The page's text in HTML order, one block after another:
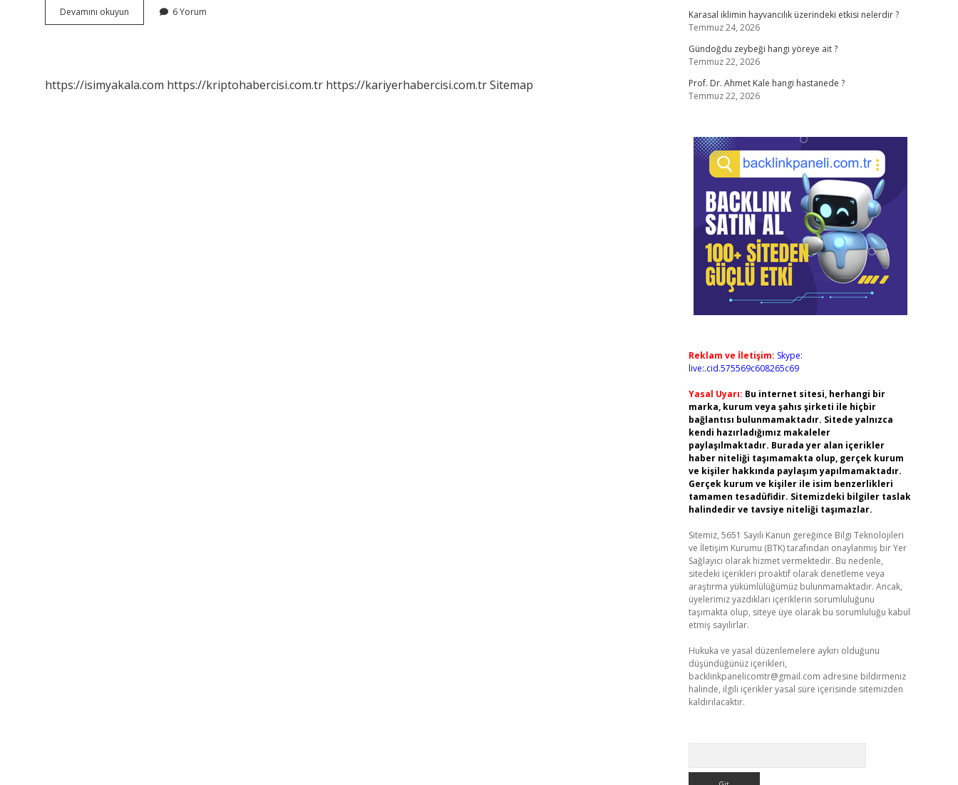
Devamını okuyun Doymayan
Bebek
6 Yorum
https://isimyakala.com https://kriptohabercisi.com.tr https://kariyerhabercisi.com.trSitemap
Karasal iklimin hayvancılık üzerindeki etkisi nelerdir ?
Temmuz 24, 2026
Gündoğdu zeybeği hangi yöreye ait ?
Temmuz 22, 2026
Prof. Dr. Ahmet Kale hangi hastanede ?
Temmuz 22, 2026
Reklam ve İletişim: Skype:
live:.cid.575569c608265c69
Yasal Uyarı: Bu internet sitesi, herhangi bir
marka, kurum veya şahıs şirketi ile hiçbir
bağlantısı bulunmamaktadır. Sitede yalnızca
kendi hazırladığımız makaleler
paylaşılmaktadır. Burada yer alan içerikler
haber niteliği taşımamakta olup, gerçek kurum
ve kişiler hakkında paylaşım yapılmamaktadır.
Gerçek kurum ve kişiler ile isim benzerlikleri
tamamen tesadüfidir. Sitemizdeki bilgiler taslak
halindedir ve tavsiye niteliği taşımazlar.
Sitemiz, 5651 Sayılı Kanun gereğince Bilgi Teknolojileri
ve İletişim Kurumu (BTK) tarafından onaylanmış bir Yer
Sağlayıcı olarak hizmet vermektedir. Bu nedenle,
sitedeki içerikleri proaktif olarak denetleme veya
araştırma yükümlülüğümüz bulunmamaktadır. Ancak,
üyelerimiz yazdıkları içeriklerin sorumluluğunu
taşımakta olup, siteye üye olarak bu sorumluluğu kabul
etmiş sayılırlar.
Hukuka ve yasal düzenlemelere aykırı olduğunu
düşündüğünüz içerikleri,
backlinkpanelicomtr@gmail.com adresine bildirmeniz
halinde, ilgili içerikler yasal süre içerisinde sitemizden
kaldırılacaktır.